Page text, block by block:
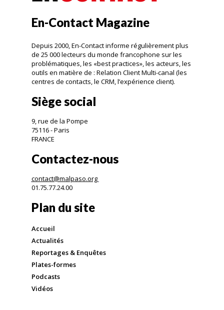
En-Contact Magazine
Depuis 2000, En-Contact informe régulièrement plus
de 25 000 lecteurs du monde francophone sur les
problématiques, les «best practices», les acteurs, les
outils en matière de : Relation Client Multi-canal (les
centres de contacts, le CRM, l’expérience client).
Siège social
9, rue de la Pompe
75116 - Paris
FRANCE
Contactez-nous
contact@malpaso.org
01.75.77.24.00
Plan du site
Accueil
Actualités
Reportages & Enquêtes
Plates-formes
Podcasts
Vidéos